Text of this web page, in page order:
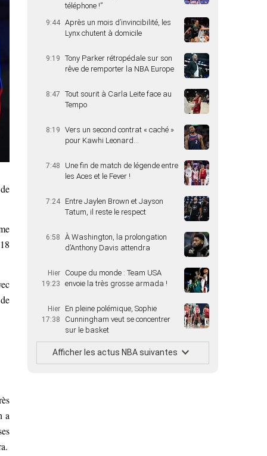
a
téléphone !”
9:44 Après un mois d’invincibilité, les
Lynx chutent à domicile
9:19
Tony Parker rétropédale sur son
rêve de remporter la NBA Europe
8:47
Tout sourit à Carla Leite face au
Tempo
8:19
Vers un second contrat « caché »
pour Kawhi Leonard…
7:48
Une fin de match de légende entre
les Aces et le Fever !
7:24
Entre Jaylen Brown et Jayson
Tatum, il reste le respect
6:58
À Washington, la prolongation
d’Anthony Davis attendra
Hier
19:23
Coupe du monde : Team USA
envoie la très grosse armada !
Hier
17:38
En pleine polémique, Sophie
Cunningham veut se concentrer
sur le basket
Afficher les actus NBA suivantes